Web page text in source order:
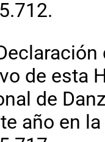
de esta
de
año en